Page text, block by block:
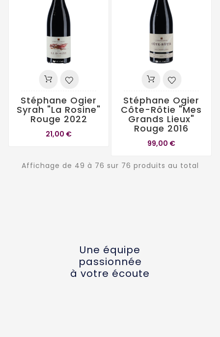
Stéphane Ogier
Syrah "La Rosine"
Rouge 2022
21,00 €
Stéphane Ogier
Côte-Rôtie "Mes
Grands Lieux"
Rouge 2016
99,00 €
Affichage de 49 à 76 sur 76 produits au total
Une équipe
passionnée
à votre écoute